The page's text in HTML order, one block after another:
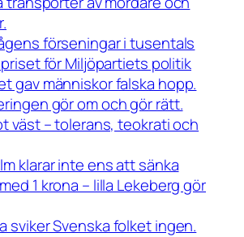
förseningar i tusentals
för Miljöpartiets politik
gav människor falska hopp.
gör om och gör rätt.
väst – tolerans, teokrati och
klarar inte ens att sänka
1 krona – lilla Lekeberg gör
sviker Svenska folket ingen.